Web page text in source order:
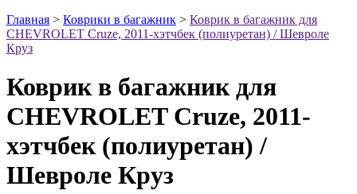
Главная > Коврики в багажник > Коврик в багажник для
CHEVROLET Cruze, 2011-хэтчбек (полиуретан) / Шевроле
Круз
Коврик в багажник для
CHEVROLET Cruze, 2011-
хэтчбек (полиуретан) /
Шевроле Круз